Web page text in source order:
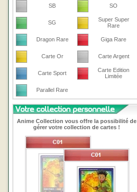
SB SO
SG
Super Super
Rare
Dragon Rare Giga Rare
Carte Or Carte Argent
Carte Sport
Carte Edition
Limitée
Parallel Rare
Anime Collection vous offre la possibilité de
gérer votre collection de cartes !